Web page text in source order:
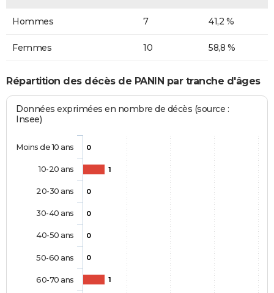
Hommes 7 41,2 %
Femmes 10 58,8 %
Répartition des décès de PANIN par tranche d'âges
Données exprimées en nombre de décès (source :
Insee)
0
1
0
0
0
0
1
Moins de 10 ans
10-20 ans
20-30 ans
30-40 ans
40-50 ans
50-60 ans
60-70 ans